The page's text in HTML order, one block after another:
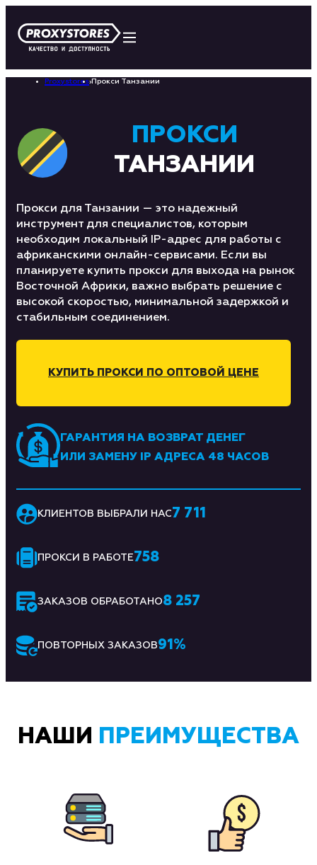
Proxystores› Прокси Танзании
ПРОКСИ
ТАНЗАНИИ
Прокси для Танзании — это надежный
инструмент для специалистов, которым
необходим локальный IP-адрес для работы с
африканскими онлайн-сервисами. Если вы
планируете купить прокси для выхода на рынок
Восточной Африки, важно выбрать решение с
высокой скоростью, минимальной задержкой и
стабильным соединением.
КУПИТЬ ПРОКСИ ПО ОПТОВОЙ ЦЕНЕ
ГАРАНТИЯ НА ВОЗВРАТ ДЕНЕГ
ИЛИ ЗАМЕНУ IP АДРЕСА 48 ЧАСОВ
КЛИЕНТОВ ВЫБРАЛИ НАС7 711
ПРОКСИ В РАБОТЕ758
ЗАКАЗОВ ОБРАБОТАНО8 257
ПОВТОРНЫХ ЗАКАЗОВ91 %
НАШИ ПРЕИМУЩЕСТВА